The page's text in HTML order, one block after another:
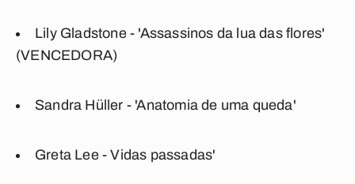
Lily Gladstone - 'Assassinos da lua das flores'
(VENCEDORA)
Sandra Hüller - 'Anatomia de uma queda'
Greta Lee - Vidas passadas'